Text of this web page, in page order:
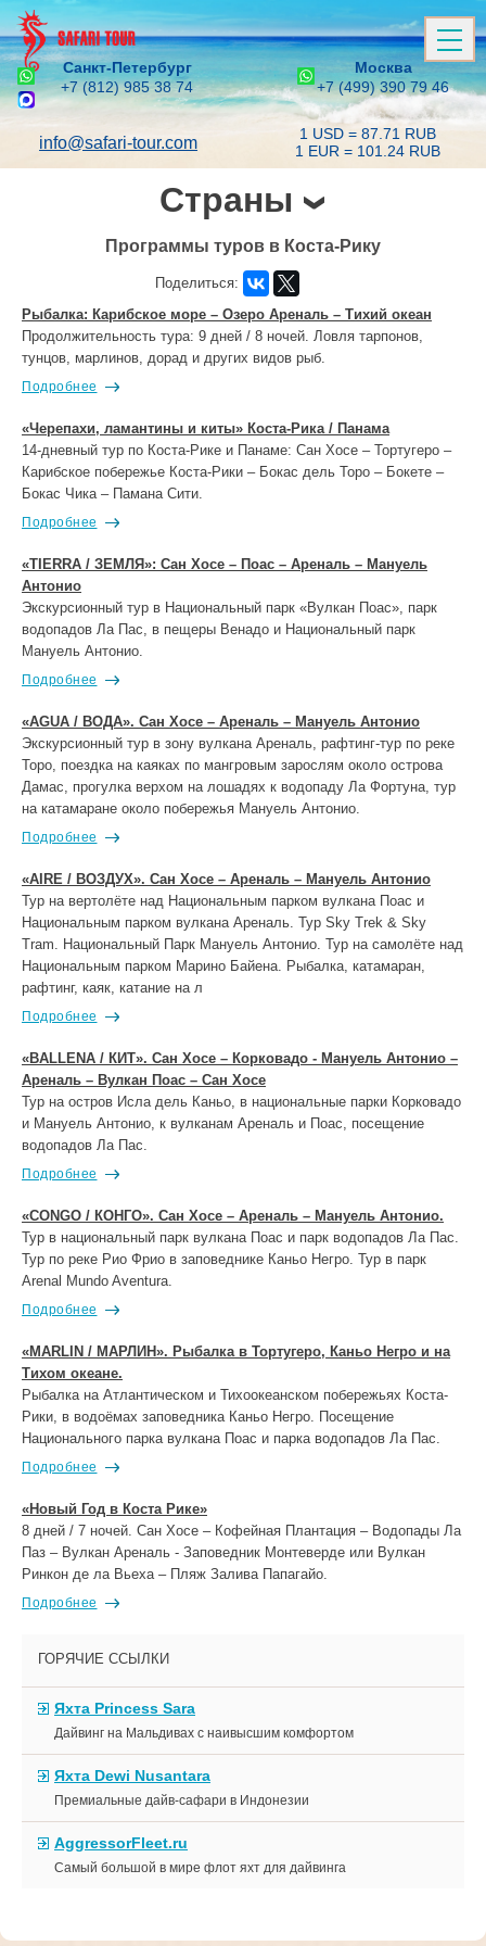
Санкт-Петербург
+7 (812) 985 38 74
Москва
+7 (499) 390 79 46
info@safari-tour.com
1 USD = 87.71 RUB
1 EUR = 101.24 RUB
Страны
Программы туров в Коста-Рику
Поделиться:
ГОРЯЧИЕ ССЫЛКИ
Яхта Princess Sara
Дайвинг на Мальдивах с наивысшим комфортом
Яхта Dewi Nusantara
Премиальные дайв-сафари в Индонезии
AggressorFleet.ru
Самый большой в мире флот яхт для дайвинга
Рыбалка: Карибское море – Озеро Ареналь – Тихий океан
Продолжительность тура: 9 дней / 8 ночей. Ловля тарпонов,
тунцов, марлинов, дорад и других видов рыб.
Подробнее
«Черепахи, ламантины и киты» Коста-Рика / Панама
14-дневный тур по Коста-Рике и Панаме: Сан Хосе – Тортугеро –
Карибское побережье Коста-Рики – Бокас дель Торо – Бокете –
Бокас Чика – Памана Сити.
Подробнее
«TIERRA / ЗЕМЛЯ»: Сан Хосе – Поас – Ареналь – Мануель
Антонио
Экскурсионный тур в Национальный парк «Вулкан Поас», парк
водопадов Ла Пас, в пещеры Венадо и Национальный парк
Мануель Антонио.
Подробнее
«AGUA / ВОДА». Сан Хосе – Ареналь – Мануель Антонио
Экскурсионный тур в зону вулкана Ареналь, рафтинг-тур по реке
Торо, поездка на каяках по мангровым зарослям около острова
Дамас, прогулка верхом на лошадях к водопаду Ла Фортуна, тур
на катамаране около побережья Мануель Антонио.
Подробнее
«AIRE / ВОЗДУХ». Сан Хосе – Ареналь – Мануель Антонио
Тур на вертолёте над Национальным парком вулкана Поас и
Национальным парком вулкана Ареналь. Тур Sky Trek & Sky
Tram. Национальный Парк Мануель Антонио. Тур на самолёте над
Национальным парком Марино Байена. Рыбалка, катамаран,
рафтинг, каяк, катание на л
Подробнее
«BALLENA / КИТ». Сан Хосе – Корковадо - Мануель Антонио –
Ареналь – Вулкан Поас – Сан Хосе
Тур на остров Исла дель Каньо, в национальные парки Корковадо
и Мануель Антонио, к вулканам Ареналь и Поас, посещение
водопадов Ла Пас.
Подробнее
«CONGO / КОНГО». Сан Хосе – Ареналь – Мануель Антонио.
Тур в национальный парк вулкана Поас и парк водопадов Ла Пас.
Тур по реке Рио Фрио в заповеднике Каньо Негро. Тур в парк
Arenal Mundo Aventura.
Подробнее
«MARLIN / МАРЛИН». Рыбалка в Тортугеро, Каньо Негро и на
Тихом океане.
Рыбалка на Атлантическом и Тихоокеанском побережьях Коста-
Рики, в водоёмах заповедника Каньо Негро. Посещение
Национального парка вулкана Поас и парка водопадов Ла Пас.
Подробнее
«Новый Год в Коста Рике»
8 дней / 7 ночей. Сан Хосе – Кофейная Плантация – Водопады Ла
Паз – Вулкан Ареналь - Заповедник Монтеверде или Вулкан
Ринкон де ла Вьеха – Пляж Залива Папагайо.
Подробнее